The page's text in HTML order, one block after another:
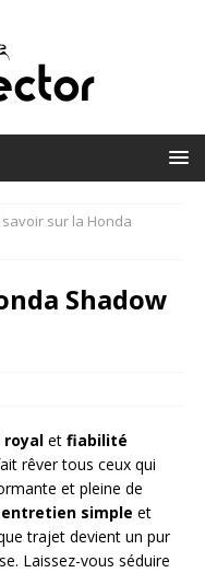
sur la Honda
Shadow
et fiabilité
rêver tous ceux qui
et pleine de
entretien simple et
trajet devient un pur
Laissez-vous séduire